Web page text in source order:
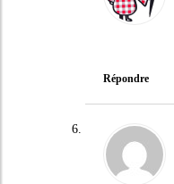
Répondre